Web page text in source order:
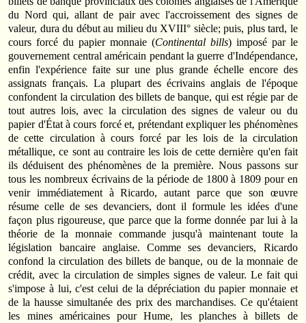
du Nord qui, allant de pair avec l'accroissement des signes de
valeur, dura du début au milieu du XVIII° siècle; puis, plus tard, le
cours forcé du papier monnaie (Continental bills) imposé par le
gouvernement central américain pendant la guerre d'Indé­pen­dance,
enfin l'expérience faite sur une plus grande échelle encore des
assignats français. La plupart des écrivains anglais de l'époque
confondent la circulation des billets de banque, qui est régie par de
tout autres lois, avec la circulation des signes de valeur ou du
papier d'État à cours forcé et, prétendant expliquer les phénomènes
de cette circulation à cours forcé par les lois de la circulation
métallique, ce sont au contraire les lois de cette dernière qu'en fait
ils déduisent des phénomènes de la première. Nous passons sur
tous les nombreux écrivains de la période de 1800 à 1809 pour en
venir immédiatement à Ricardo, autant parce que son œuvre
résume celle de ses devanciers, dont il formule les idées d'une
façon plus rigoureuse, que parce que la forme donnée par lui à la
théorie de la monnaie commande jusqu'à maintenant toute la
législation bancaire anglaise. Comme ses devanciers, Ricardo
confond la circulation des billets de banque, ou de la monnaie de
crédit, avec la circulation de simples signes de valeur. Le fait qui
s'impose à lui, c'est celui de la déprécia­tion du papier monnaie et
de la hausse simultanée des prix des marchandises. Ce qu'étaient
les mines américaines pour Hume, les planches à billets de